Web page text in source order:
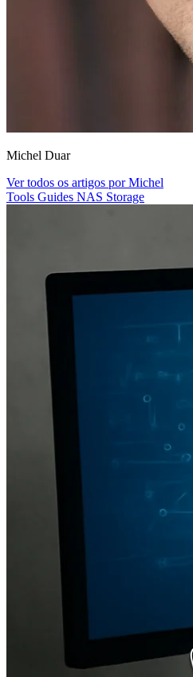
Michel Duar
Ver todos os artigos por Michel
Tools Guides NAS Storage